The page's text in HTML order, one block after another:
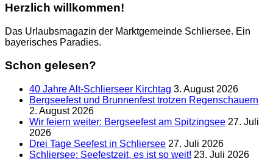
Herzlich willkommen!
Das Urlaubsmagazin der Marktgemeinde Schliersee. Ein
bayerisches Paradies.
Schon gelesen?
40 Jahre Alt-Schlierseer Kirchtag 3. August 2026
Bergseefest und Brunnenfest trotzen Regenschauern
2. August 2026
Wir feiern weiter: Bergseefest am Spitzingsee 27. Juli
2026
Drei Tage Seefest in Schliersee 27. Juli 2026
Schliersee: Seefestzeit, es ist so weit! 23. Juli 2026